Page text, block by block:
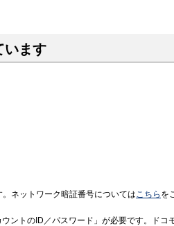
います
ネットワーク暗証番号についてはこちら を
ントのID／パスワード」が必要です。ドコ